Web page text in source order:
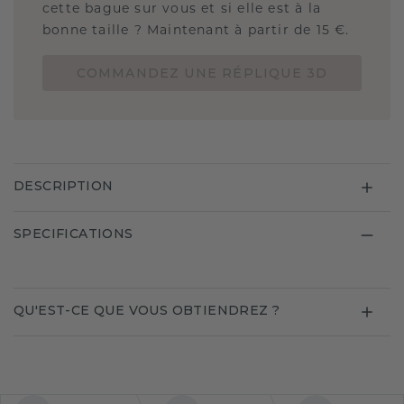
cette bague sur vous et si elle est à la
bonne taille ? Maintenant à partir de 15 €.
DESCRIPTION
SPECIFICATIONS
QU'EST-CE QUE VOUS OBTIENDREZ ?